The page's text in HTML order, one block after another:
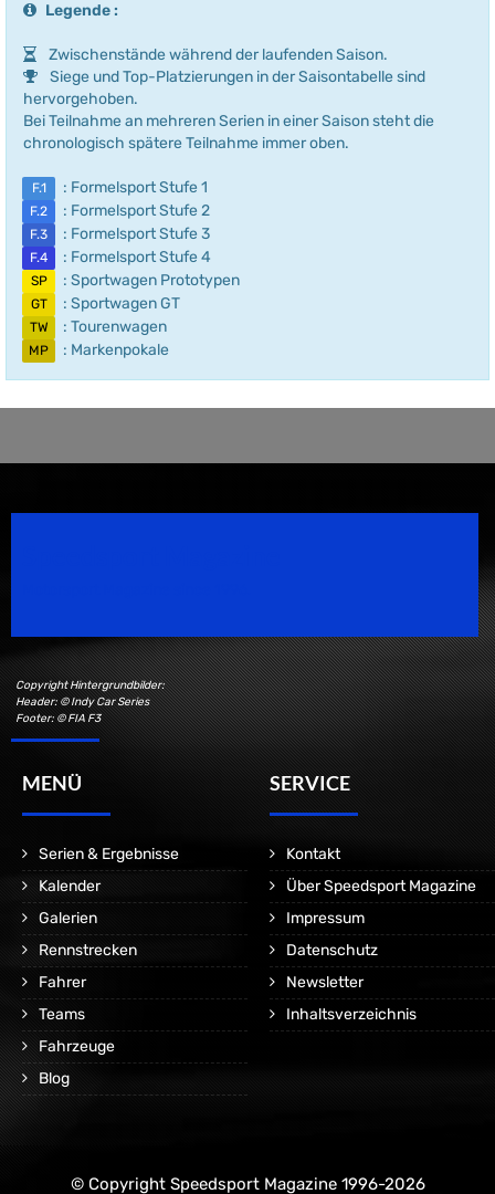
Legende :
Zwischenstände während der laufenden Saison.
Siege und Top-Platzierungen in der Saisontabelle sind
hervorgehoben.
Bei Teilnahme an mehreren Serien in einer Saison steht die
chronologisch spätere Teilnahme immer oben.
F.1 : Formelsport Stufe 1
F.2 : Formelsport Stufe 2
F.3 : Formelsport Stufe 3
F.4 : Formelsport Stufe 4
SP : Sportwagen Prototypen
GT : Sportwagen GT
TW : Tourenwagen
MP : Markenpokale
Copyright Hintergrundbilder:
Header: © Indy Car Series
Footer: © FIA F3
MENÜ
Serien & Ergebnisse
Kalender
Galerien
Rennstrecken
Fahrer
Teams
Fahrzeuge
Blog
SERVICE
Kontakt
Über Speedsport Magazine
Impressum
Datenschutz
Newsletter
Inhaltsverzeichnis
© Copyright Speedsport Magazine 1996-2026